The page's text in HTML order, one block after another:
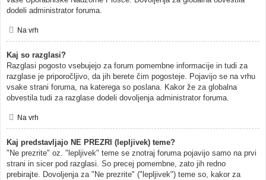
dodeli administrator foruma.
Na vrh
Kaj so razglasi?
Razglasi pogosto vsebujejo za forum pomembne informacije in tudi za
razglase je priporočljivo, da jih berete čim pogosteje. Pojavijo se na vrhu
vsake strani foruma, na katerega so poslana. Kakor že za globalna
obvestila tudi za razglase dodeli dovoljenja administrator foruma.
Na vrh
Kaj predstavljajo NE PREZRI (lepljivek) teme?
"Ne prezrite" oz. "lepljivek" teme se znotraj foruma pojavijo samo na prvi
strani in sicer pod razglasi. So precej pomembne, zato jih redno
prebirajte. Dovoljenja za "Ne prezrite" ("lepljivek") teme so, kakor za